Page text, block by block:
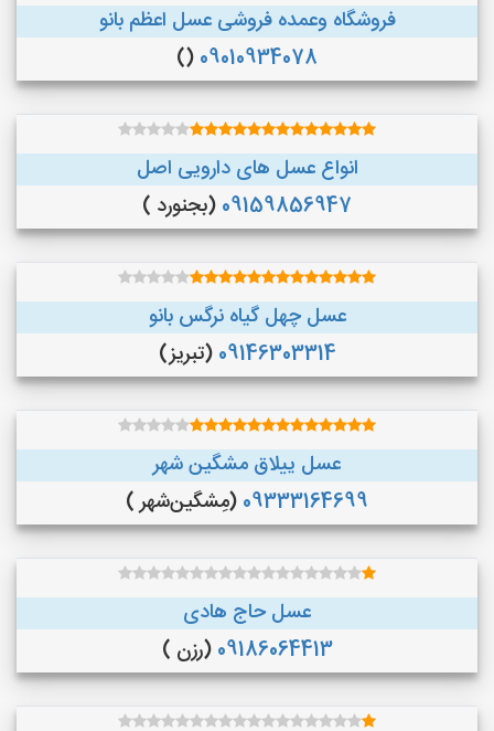
فروشگاه وعمده فروشی عسل اعظم بانو
09010934078
()
انواع عسل های دارویی اصل
09159856947 (بجنورد )
عسل چهل گیاه نرگس بانو
09146303314 (تبریز)
عسل ییلاق مشگین شهر
09333164699 (مِشگین‌شهر )
عسل حاج هادی
09186064413 (رزن )